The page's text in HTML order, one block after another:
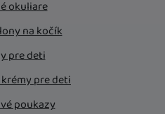
okuliare
na kočík
pre deti
pre deti
poukazy